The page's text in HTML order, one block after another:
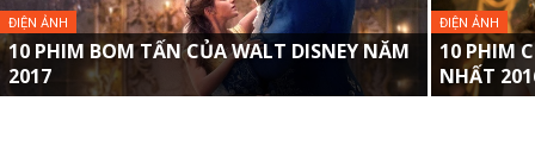
ĐIỆN ẢNH
10 PHIM BOM TẤN CỦA WALT DISNEY NĂM
2017
ĐIỆN ẢNH
10 PHIM
NHẤT